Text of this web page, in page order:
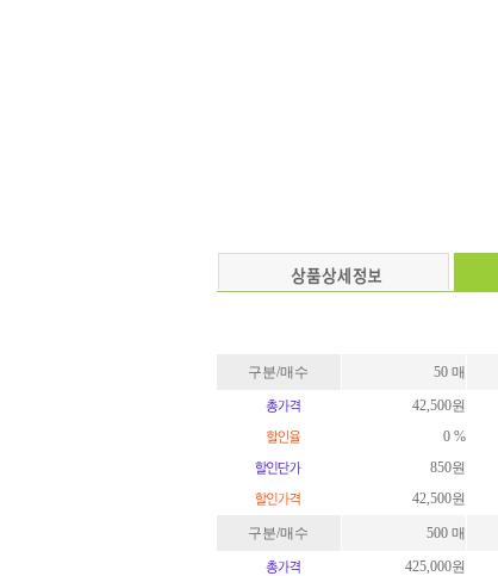
구분/매수
50 매
42,500원
0 %
850원
42,500원
구분/매수 500 매
425,000원